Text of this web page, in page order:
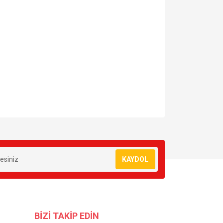
KAYDOL
BİZİ TAKİP EDİN